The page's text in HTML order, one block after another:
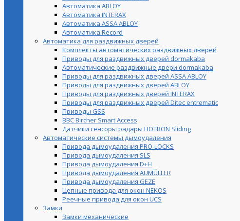
Автоматика ABLOY
Автоматика INTERAX
Автоматика ASSA ABLOY
Автоматика Record
Автоматика для раздвижных дверей
Комплекты автоматических раздвижных дверей
Приводы для раздвижных дверей dormakaba
Автоматические раздвижные двери dormakaba
Приводы для раздвижных дверей ASSA ABLOY
Приводы для раздвижных дверей ABLOY
Приводы для раздвижных дверей INTERAX
Приводы для раздвижных дверей Ditec entrematic
Приводы GSS
BBC Bircher Smart Access
Датчики сенсоры радары HOTRON Sliding
Автоматические системы дымоудаления
Привода дымоудаления PRO-LOCKS
Привода дымоудаления SLS
Привода дымоудаления D+H
Привода дымоудаления AUMÜLLER
Привода дымоудаления GEZE
Цепные привода для окон NEKOS
Реечные привода для окон UСS
Замки
Замки механические